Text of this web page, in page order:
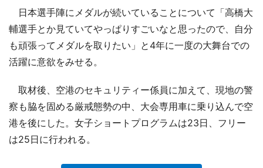
日本選手陣にメダルが続いていることについて「高橋大
輔選手とか見ていてやっぱりすごいなと思ったので、自分
も頑張ってメダルを取りたい」と4年に一度の大舞台での
活躍に意欲をみせる。
取材後、空港のセキュリティー係員に加えて、現地の警
察も脇を固める厳戒態勢の中、大会専用車に乗り込んで空
港を後にした。女子ショートプログラムは23日、フリー
は25日に行われる。